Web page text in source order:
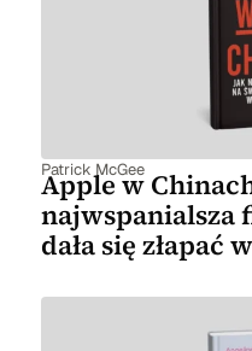
Patrick McGee
Apple w
najwspanialsza
dała się złapać